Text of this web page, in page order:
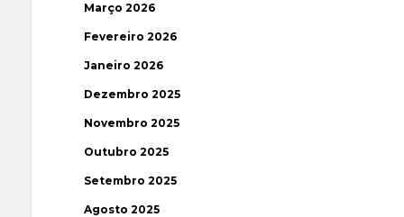
Março 2026
Fevereiro 2026
Janeiro 2026
Dezembro 2025
Novembro 2025
Outubro 2025
Setembro 2025
Agosto 2025